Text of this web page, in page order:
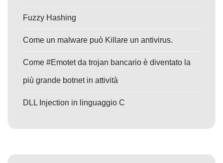
Fuzzy Hashing
Come un malware può Killare un antivirus.
Come #Emotet da trojan bancario è diventato la
più grande botnet in attività
DLL Injection in linguaggio C